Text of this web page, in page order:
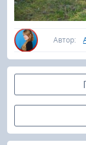
Автор: